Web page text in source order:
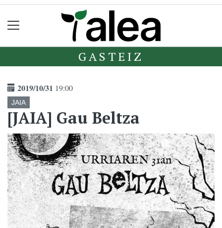
GASTEIZ
2019/10/31 19:00
JAIA
[JAIA] Gau Beltza